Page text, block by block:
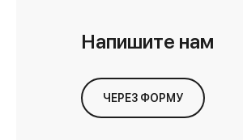
Напишите нам
ЧЕРЕЗ ФОРМУ